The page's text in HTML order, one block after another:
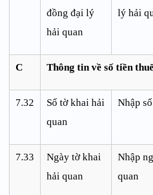
đồng đại lý
hải quan
lý hải
C Thông tin về số tiền
7.32
Số tờ khai hải
quan
Nhập
7.33
Ngày tờ khai
hải quan
Nhập
quan